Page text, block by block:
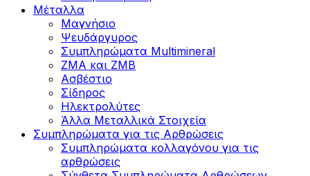
Μέταλλα
Μαγνήσιο
Ψευδάργυρος
Συμπληρώματα Multimineral
ZMA και ZMB
Ασβέστιο
Σίδηρος
Ηλεκτρολύτες
Άλλα Mεταλλικά Στοιχεία
Συμπληρώματα για τις Αρθρώσεις
Συμπληρώματα κολλαγόνου για τις
αρθρώσεις